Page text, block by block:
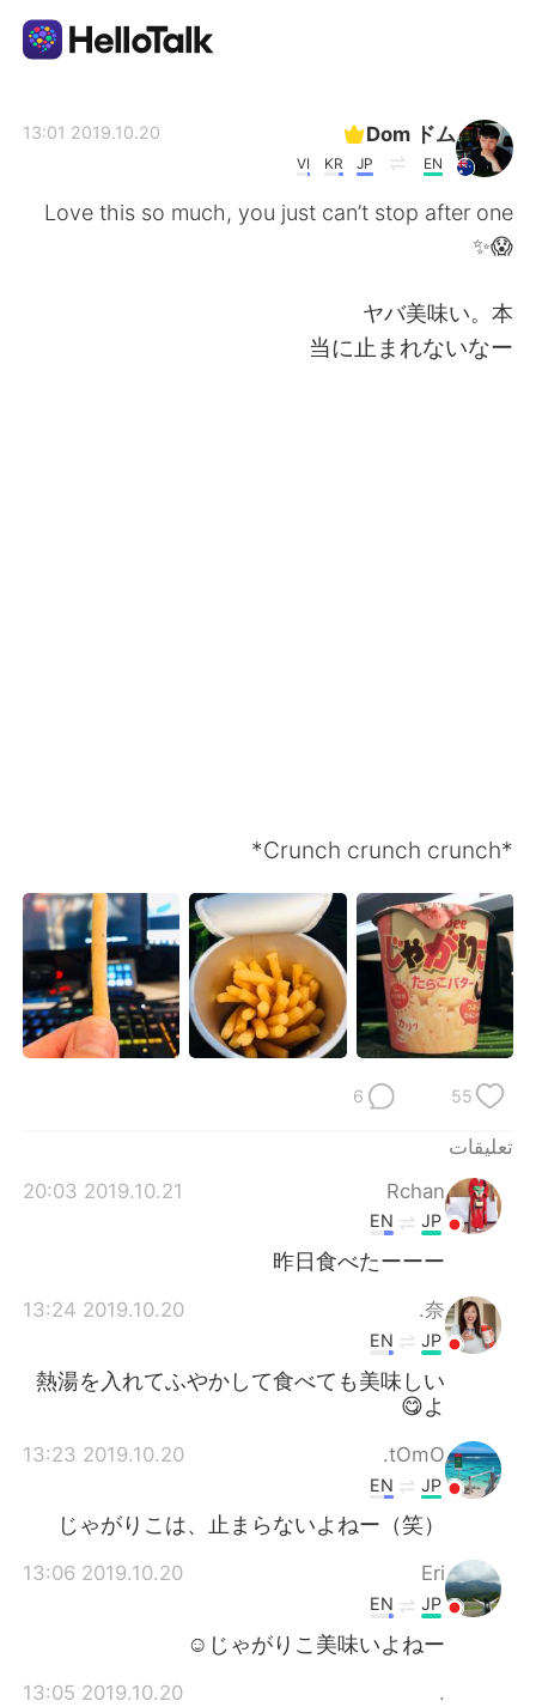
Dom ドム
EN
JP
KR
VI
2019.10.20 13:01
Love this so much, you just can’t stop after one
😱✨
ヤバ美味い。本
当に止まれないなー
*Crunch crunch crunch*
55
6
تعليقات
Rchan
2019.10.21 20:03
JP
EN
昨日食べたーーー
奈.
2019.10.20 13:24
JP
EN
熱湯を入れてふやかして食べても美味しい
よ😋
tOmO.
2019.10.20 13:23
JP
EN
じゃがりこは、止まらないよねー（笑）
Eri
2019.10.20 13:06
JP
EN
じゃがりこ美味いよねー☺
.
2019.10.20 13:05